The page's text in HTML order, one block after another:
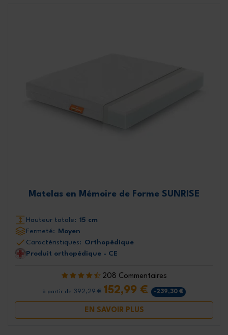
Matelas en Mémoire de Forme SUNRISE
Hauteur totale: 15 cm
Fermeté: Moyen
Caractéristiques: Orthopédique
Produit orthopédique - CE
208 Commentaires
à partir de 392,29 € 152,99 € -239,30 €
EN SAVOIR PLUS